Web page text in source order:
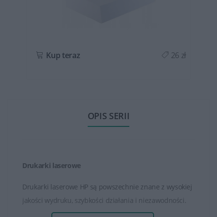
Kup teraz 26 zł
OPIS SERII
Drukarki laserowe
Drukarki laserowe HP są powszechnie znane z wysokiej
jakości wydruku, szybkości działania i niezawodności.